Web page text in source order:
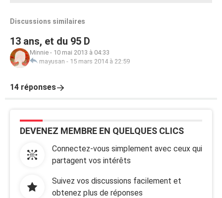
Discussions similaires
13 ans, et du 95 D
Minnie - 10 mai 2013 à 04:33
mayusan - 15 mars 2014 à 22:59
14 réponses
DEVENEZ MEMBRE EN QUELQUES CLICS
Connectez-vous simplement avec ceux qui
partagent vos intérêts
Suivez vos discussions facilement et
obtenez plus de réponses